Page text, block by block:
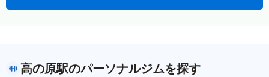
高の原駅のパーソナルジムを探す